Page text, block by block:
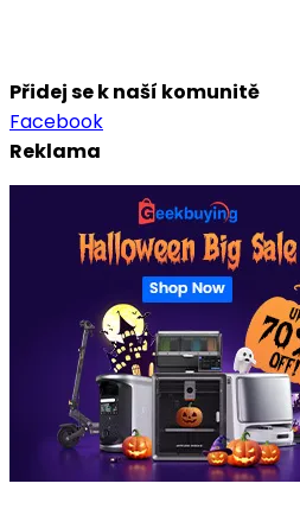
Přidej se k naší komunitě
Facebook
Reklama